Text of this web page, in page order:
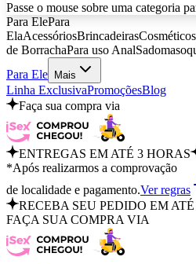
Passe o mouse sobre uma categoria
Para ElePara
ElaAcessóriosBrincadeirasCosméticos
de BorrachaPara uso Anal
Para Ele
Mais
Linha ExclusivaPromoçõesBlog
Faça sua compra via
ENTREGAS EM ATÉ 3 HORAS
*Após realizarmos a comprovação
de localidade e pagamento.Ver regras
RECEBA SEU PEDIDO EM ATÉ
FAÇA SUA COMPRA VIA